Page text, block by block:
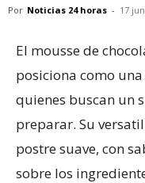
Por Noticias 24 horas - 17
El mousse de
posiciona como
quienes buscan un
preparar. Su
postre suave, con
sobre los